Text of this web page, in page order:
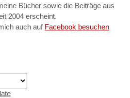
Bücher sowie die Beiträge aus
2004 erscheint.
auch auf Facebook besuchen